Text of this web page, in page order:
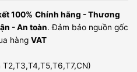
100% Chính hãng - Thương
- An toàn. Đảm bảo nguồn gốc
hàng VAT
T2,T3,T4,T5,T6,T7,CN)